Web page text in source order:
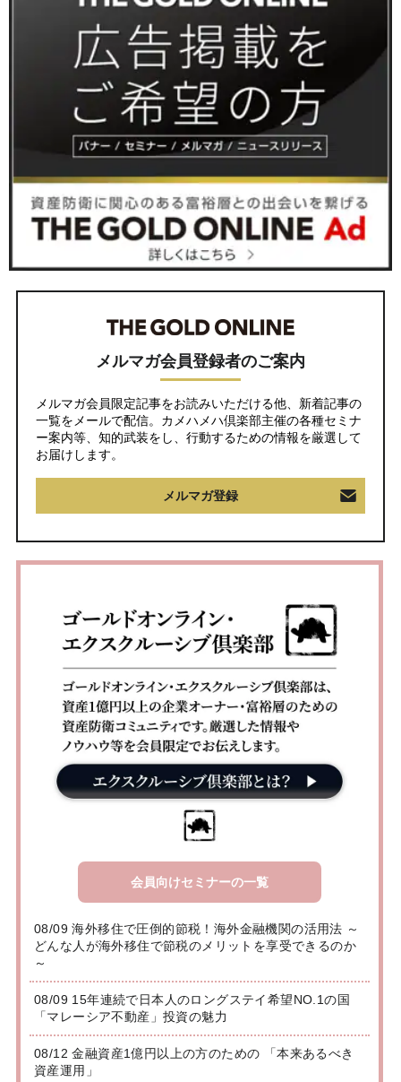
メルマガ会員登録者のご案内
メルマガ会員限定記事をお読みいただける他、新着記事の
一覧をメールで配信。カメハメハ倶楽部主催の各種セミナ
ー案内等、知的武装をし、行動するための情報を厳選して
お届けします。
メルマガ登録
会員向けセミナーの一覧
08/09 海外移住で圧倒的節税！海外金融機関の活用法 ～
どんな人が海外移住で節税のメリットを享受できるのか
～
08/09 15年連続で日本人のロングステイ希望NO.1の国
「マレーシア不動産」投資の魅力
08/12 金融資産1億円以上の方のための 「本来あるべき
資産運用」